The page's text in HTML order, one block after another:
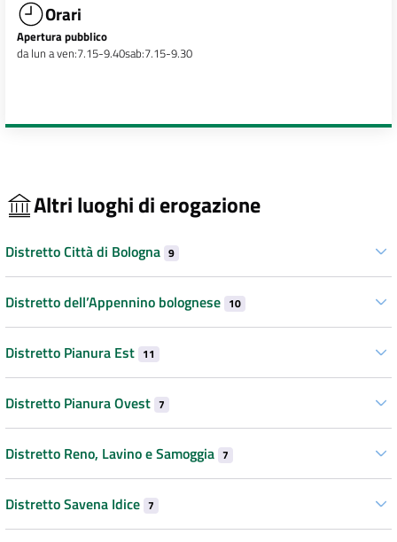
Orari
Apertura pubblico
da lun a ven:7.15-9.40sab:7.15-9.30
Altri luoghi di erogazione
Distretto Città di Bologna 9
Distretto dell’Appennino bolognese 10
Distretto Pianura Est 11
Distretto Pianura Ovest 7
Distretto Reno, Lavino e Samoggia 7
Distretto Savena Idice 7